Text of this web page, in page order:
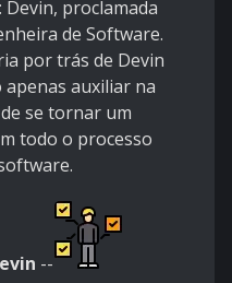
proclamada
de Software.
por trás de Devin
apenas auxiliar na
se tornar um
todo o processo
--